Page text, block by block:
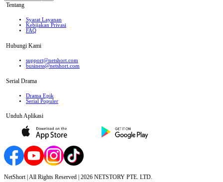
Tentang
Syarat Layanan
Kebijakan Privasi
FAQ
Hubungi Kami
support@netshort.com
business@netshort.com
Serial Drama
Drama Epik
Serial Populer
Unduh Aplikasi
NetShort | All Rights Reserved | 2026 NETSTORY PTE. LTD.